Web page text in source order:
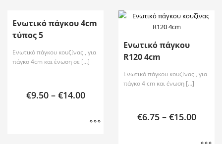
Ενωτικό πάγκου 4cm
τύπος 5
Ενωτικό πάγκου κουζίνας , για
πάγκο 4cm και ένωση σε […]
€9.50– €14.00
Ενωτικό πάγκου
R120 4cm
Ενωτικό πάγκου κουζίνας , για
πάγκο 4 cm και ένωση […]
€6.75– €15.00